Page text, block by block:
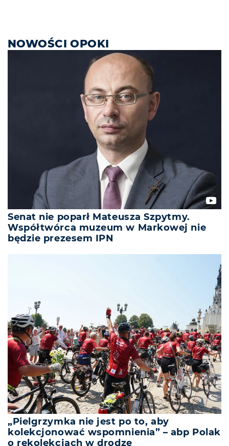
NOWOŚCI OPOKI
Senat nie poparł Mateusza Szpytmy.
Współtwórca muzeum w Markowej nie
będzie prezesem IPN
„Pielgrzymka nie jest po to, aby
kolekcjonować wspomnienia” – abp Polak
o rekolekcjach w drodze